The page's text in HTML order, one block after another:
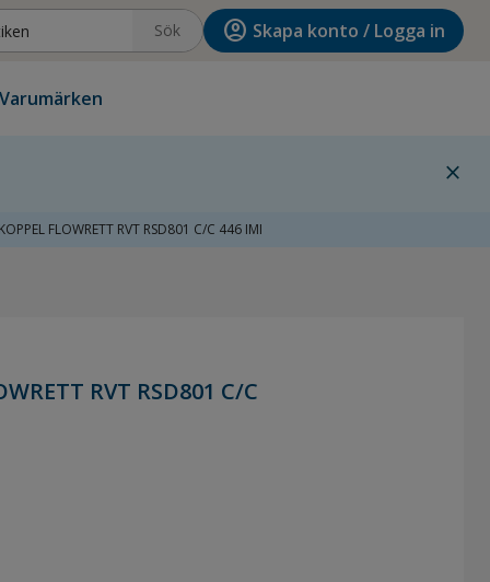
Sök account_circle Skapa konto / Logga in
Varumärken
close
FLOWRETT RVT RSD801 C/C 446 IMI
RVT RSD801 C/C